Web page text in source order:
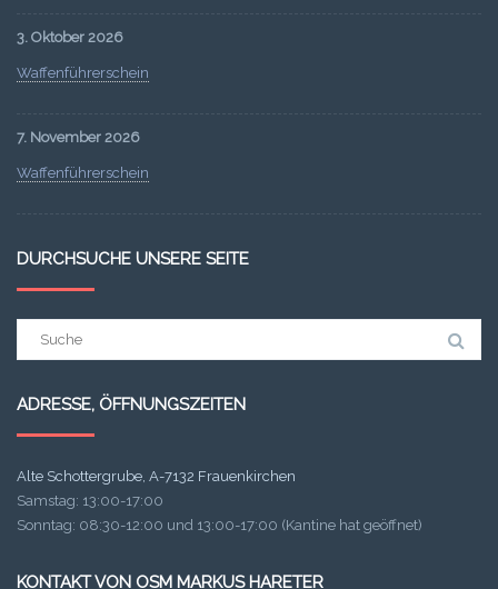
3. Oktober 2026
Waffenführerschein
7. November 2026
Waffenführerschein
DURCHSUCHE UNSERE SEITE
ADRESSE, ÖFFNUNGSZEITEN
Alte Schottergrube, A-7132 Frauenkirchen
Samstag: 13:00-17:00
Sonntag: 08:30-12:00 und 13:00-17:00 (Kantine hat geöffnet)
KONTAKT VON OSM MARKUS HARETER